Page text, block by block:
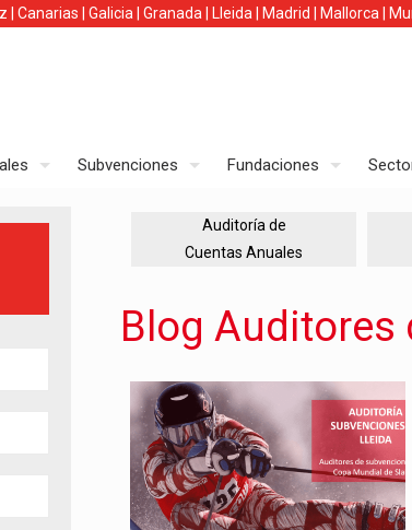
Canarias Galicia Granada Lleida Madrid Mallorca
Subvenciones Fundaciones
Auditoría de
Cuentas Anuales
Blog Auditores